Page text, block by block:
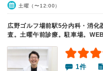
土曜（〜12:00）
広野ゴルフ場前駅5分内科・消化
査。土曜午前診療。駐車場。
1件